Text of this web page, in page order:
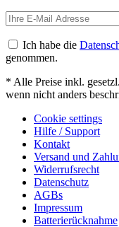
Ich habe die
genommen.
* Alle Preise inkl.
wenn nicht anders
Cookie settings
Hilfe / Support
Kontakt
Versand und
Widerrufsrecht
Datenschutz
AGBs
Impressum
Batterierücknahme